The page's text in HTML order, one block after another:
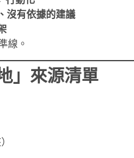
沒有依據的建議
線。
」來源清單